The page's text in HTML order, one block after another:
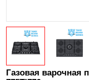
Газовая варочная